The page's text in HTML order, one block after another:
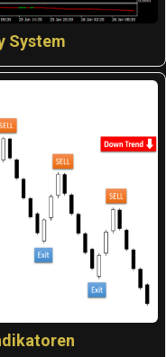
System